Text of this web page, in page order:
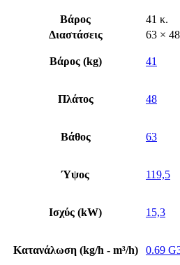
Βάρος
41 κ.
Διαστάσεις
63 ×
Βάρος (kg) 41
Πλάτος 48
Βάθος 63
Ύψος 119,5
Ισχύς (kW) 15,3
Κατανάλωση (kg/h - m³/h) 0.69